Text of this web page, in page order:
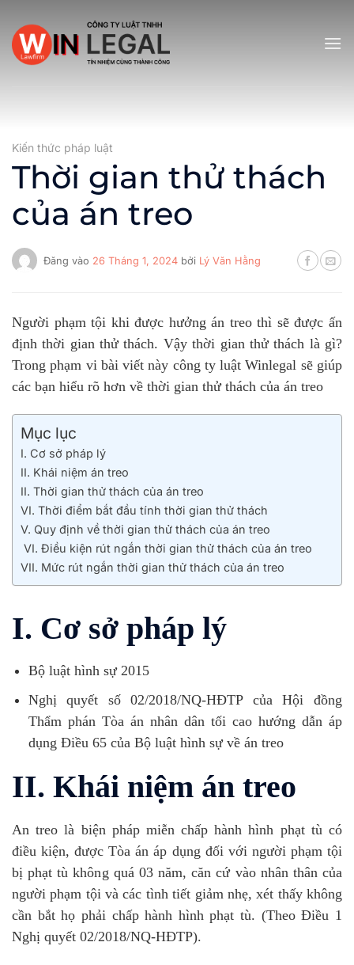
qua
nội
dung
Kiến thức pháp luật
Thời gian thử thách
của án treo
Đăng vào 26 Tháng 1, 2024 bởi Lý Văn Hằng
Người phạm tội khi được hưởng án treo thì sẽ được ấn
định thời gian thử thách. Vậy thời gian thử thách là gì?
Trong phạm vi bài viết này công ty luật Winlegal sẽ giúp
các bạn hiểu rõ hơn về thời gian thử thách của án treo
Mục lục
I. Cơ sở pháp lý
II. Khái niệm án treo
II. Thời gian thử thách của án treo
VI. Thời điểm bắt đầu tính thời gian thử thách
V. Quy định về thời gian thử thách của án treo
VI. Điều kiện rút ngắn thời gian thử thách của án treo
VII. Mức rút ngắn thời gian thử thách của án treo
I. Cơ sở pháp lý
Bộ luật hình sự 2015
Nghị quyết số 02/2018/NQ-HĐTP của Hội đồng
Thẩm phán Tòa án nhân dân tối cao hướng dẫn áp
dụng Điều 65 của Bộ luật hình sự về án treo
II. Khái niệm án treo
An treo là biện pháp miễn chấp hành hình phạt tù có
điều kiện, được Tòa án áp dụng đối với người phạm tội
bị phạt tù không quá 03 năm, căn cứ vào nhân thân của
người phạm tội và các tình tiết giảm nhẹ, xét thấy không
cần bắt họ phải chấp hành hình phạt tù. (Theo Điều 1
Nghị quyết 02/2018/NQ-HĐTP).